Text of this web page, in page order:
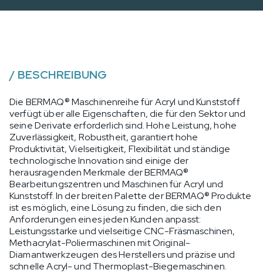
/ BESCHREIBUNG
Die BERMAQ® Maschinenreihe für Acryl und Kunststoff
verfügt über alle Eigenschaften, die für den Sektor und
seine Derivate erforderlich sind. Hohe Leistung, hohe
Zuverlässigkeit, Robustheit, garantiert hohe
Produktivität, Vielseitigkeit, Flexibilität und ständige
technologische Innovation sind einige der
herausragenden Merkmale der BERMAQ®
Bearbeitungszentren und Maschinen für Acryl und
Kunststoff. In der breiten Palette der BERMAQ® Produkte
ist es möglich, eine Lösung zu finden, die sich den
Anforderungen eines jeden Kunden anpasst:
Leistungsstarke und vielseitige CNC-Fräsmaschinen,
Methacrylat-Poliermaschinen mit Original-
Diamantwerkzeugen des Herstellers und präzise und
schnelle Acryl- und Thermoplast-Biegemaschinen.